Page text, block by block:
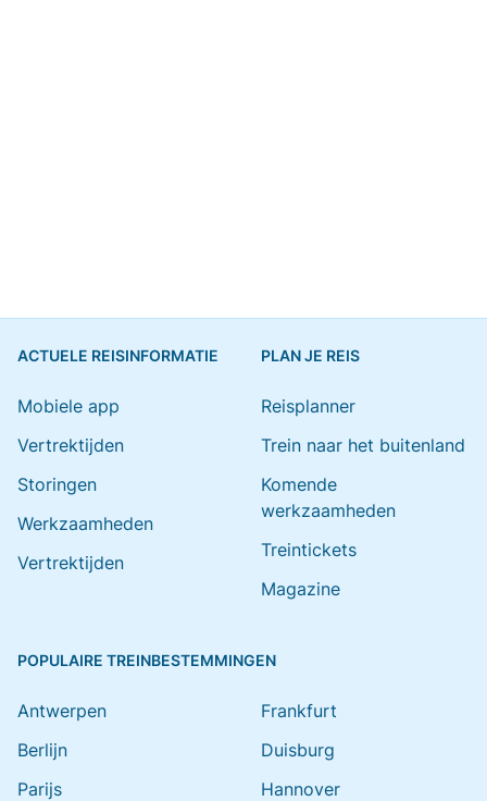
ACTUELE REISINFORMATIE
Mobiele app
Vertrektijden
Storingen
Werkzaamheden
Vertrektijden
PLAN JE REIS
Reisplanner
Trein naar het buitenland
Komende
werkzaamheden
Treintickets
Magazine
POPULAIRE TREINBESTEMMINGEN
Antwerpen
Berlijn
Parijs
Frankfurt
Duisburg
Hannover